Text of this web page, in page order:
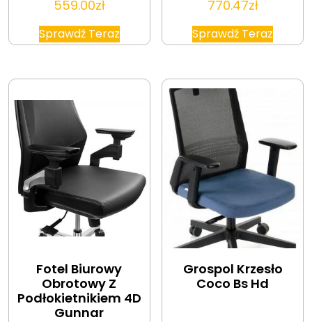
559.00zł
Sprawdź Teraz
770.47zł
Sprawdź Teraz
Fotel Biurowy
Obrotowy Z
Podłokietnikiem 4D
Gunnar
Grospol Krzesło
Coco Bs Hd